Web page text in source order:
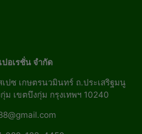
ปอเรชั่น จำกัด
ปซ เกษตรนวมินทร์ ถ.ประเสริฐมนู
ม เขตบึงกุ่ม กรุงเทพฯ 10240